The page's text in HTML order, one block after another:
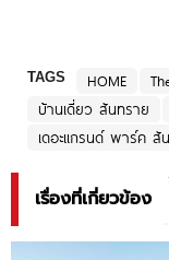
TAGS HOME
บ้านเดี่ยว สันทราย
เดอะแกรนด์ พาร์ค สั
เรื่องที่เกี่ยวข้อง